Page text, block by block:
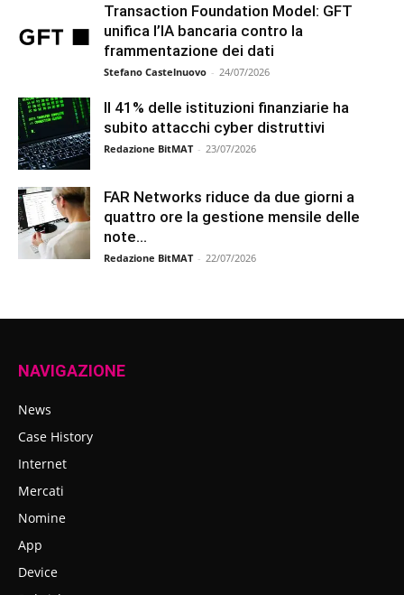
Transaction Foundation Model: GFT
unifica l’IA bancaria contro la
frammentazione dei dati
Stefano Castelnuovo - 24/07/2026
Il 41% delle istituzioni finanziarie ha
subito attacchi cyber distruttivi
Redazione BitMAT - 23/07/2026
FAR Networks riduce da due giorni a
quattro ore la gestione mensile delle
note...
Redazione BitMAT - 22/07/2026
NAVIGAZIONE
News
Case History
Internet
Mercati
Nomine
App
Device